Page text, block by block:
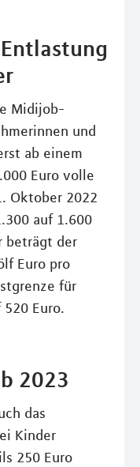
Midijob-
und
ab einem
Euro volle
Oktober 2022
auf 1.600
beträgt der
Euro pro
für
Euro.
2023
das
Kinder
250 Euro